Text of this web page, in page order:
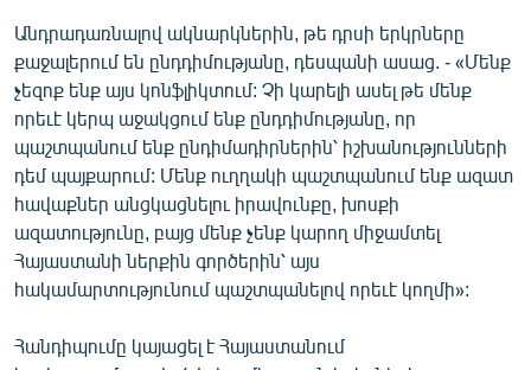
Անդրադառնալով ակնարկներին, թե դրսի երկրները
քաջալերում են ընդդիմությանը, դեսպանի ասաց. - «Մենք
չեզոք ենք այս կոնֆլիկտում: Չի կարելի ասել թե մենք
որեւէ կերպ աջակցում ենք ընդդիմությանը, որ
պաշտպանում ենք ընդիմադիրներին՝ իշխանությունների
դեմ պայքարում: Մենք ուղղակի պաշտպանում ենք ազատ
հավաքներ անցկացնելու իրավունքը, խոսքի
ազատությունը, բայց մենք չենք կարող միջամտել
Հայաստանի ներքին գործերին՝ այս
հակամարտությունում պաշտպանելով որեւէ կողմի»:
Հանդիպումը կայացել է Հայաստանում